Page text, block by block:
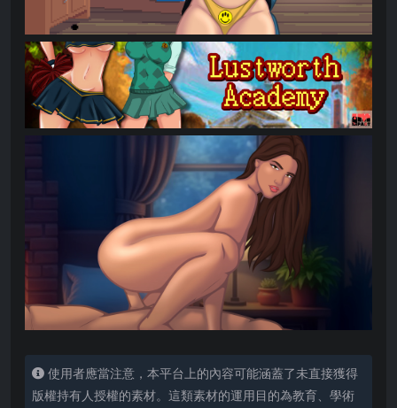
使用者應當注意，本平台上的內容可能涵蓋了未直接獲得
版權持有人授權的素材。這類素材的運用目的為教育、學術